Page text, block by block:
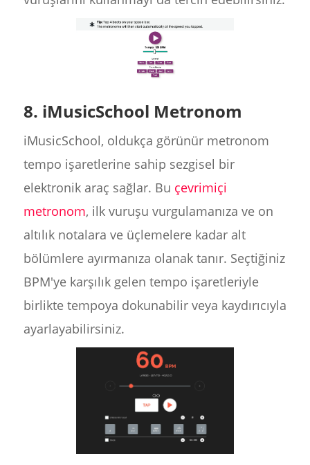
8. iMusicSchool Metronom
iMusicSchool, oldukça görünür metronom
tempo işaretlerine sahip sezgisel bir
elektronik araç sağlar. Bu çevrimiçi
metronom, ilk vuruşu vurgulamanıza ve on
altılık notalara ve üçlemelere kadar alt
bölümlere ayırmanıza olanak tanır. Seçtiğiniz
BPM'ye karşılık gelen tempo işaretleriyle
birlikte tempoya dokunabilir veya kaydırıcıyla
ayarlayabilirsiniz.